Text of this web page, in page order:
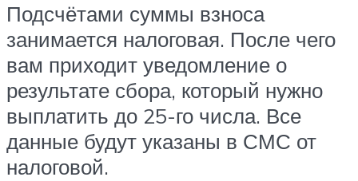
Подсчётами суммы взноса
занимается налоговая. После чего
вам приходит уведомление о
результате сбора, который нужно
выплатить до 25-го числа. Все
данные будут указаны в СМС от
налоговой.